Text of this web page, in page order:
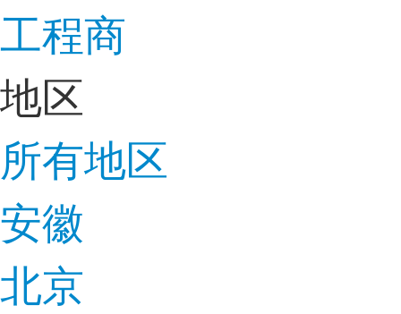
工程商
地区
所有地区
安徽
北京